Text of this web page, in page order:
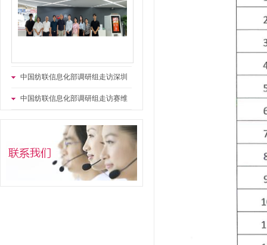
中国纺联信息化部调研组走访深圳
市厚时人工智能有限公司
中国纺联信息化部调研组走访赛维